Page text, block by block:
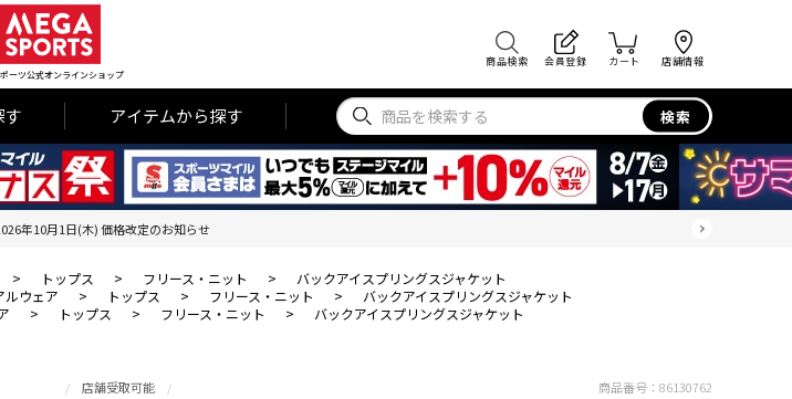
ーツ公式オンラインショップ
商品検索 会員登録 カート 店舗情報
す アイテムから探す 検索
年10月1日(木) 価格改定のお知らせ
> トップス > フリース・ニット >
バックアイスプリングスジャケット
ルウェア > トップス > フリース・ニット >
バックアイスプリングスジャケット
> トップス > フリース・ニット > バックアイスプリングスジャケット
店舗受取可能 商品番号： 86130762